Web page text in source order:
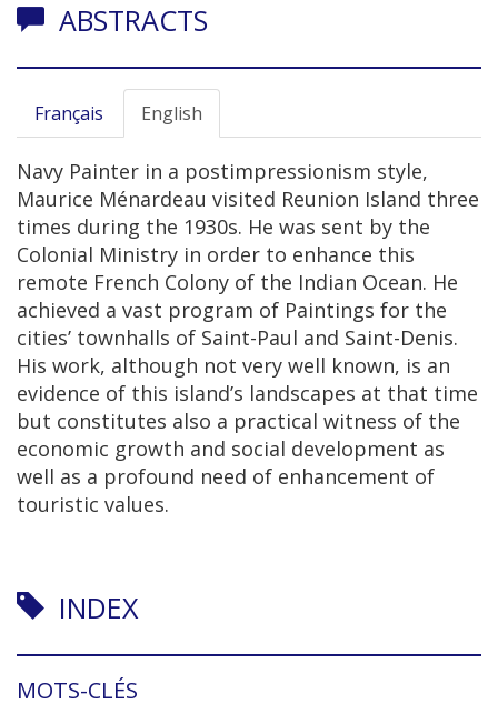
ABSTRACTS
Français English
Navy Painter in a postimpressionism style,
Maurice Ménardeau visited Reunion Island three
times during the 1930s. He was sent by the
Colonial Ministry in order to enhance this
remote French Colony of the Indian Ocean. He
achieved a vast program of Paintings for the
cities’ townhalls of Saint-Paul and Saint-Denis.
His work, although not very well known, is an
evidence of this island’s landscapes at that time
but constitutes also a practical witness of the
economic growth and social development as
well as a profound need of enhancement of
touristic values.
INDEX
MOTS-CLÉS